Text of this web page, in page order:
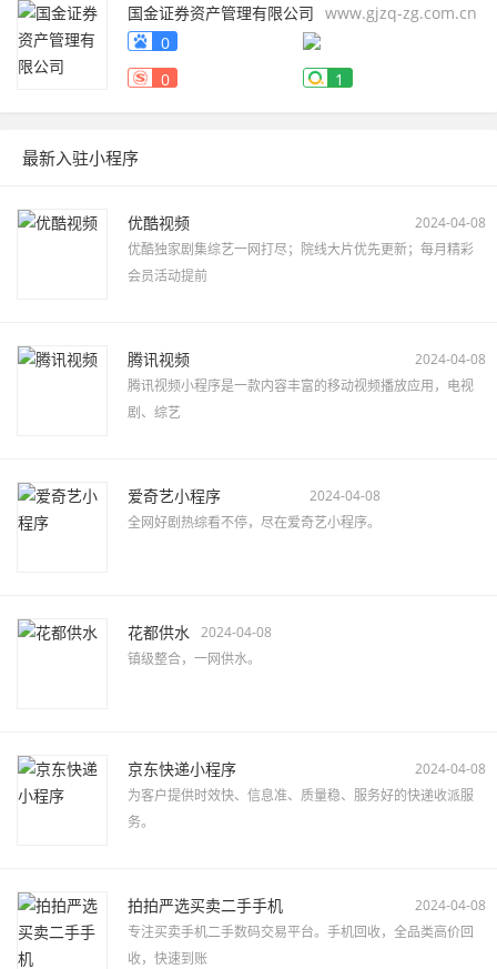
国金证券资产管理有限公司 www.gjzq-zg.com.cn
0
0
1
最新入驻小程序
优酷视频
2024-04-08
优酷独家剧集综艺一网打尽；院线大片优先更新；每月精彩
会员活动提前
腾讯视频
2024-04-08
腾讯视频小程序是一款内容丰富的移动视频播放应用，电视
剧、综艺
爱奇艺小程序
2024-04-08
全网好剧热综看不停，尽在爱奇艺小程序。
花都供水
2024-04-08
镇级整合，一网供水。
京东快递小程序
2024-04-08
为客户提供时效快、信息准、质量稳、服务好的快递收派服
务。
拍拍严选买卖二手手机
2024-04-08
专注买卖手机二手数码交易平台。手机回收，全品类高价回
收，快速到账